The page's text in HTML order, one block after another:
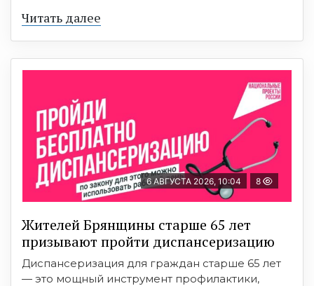
Читать далее
6 АВГУСТА 2026, 10:04 8
Жителей Брянщины старше 65 лет
призывают пройти диспансеризацию
Диспансеризация для граждан старше 65 лет
— это мощный инструмент профилактики,